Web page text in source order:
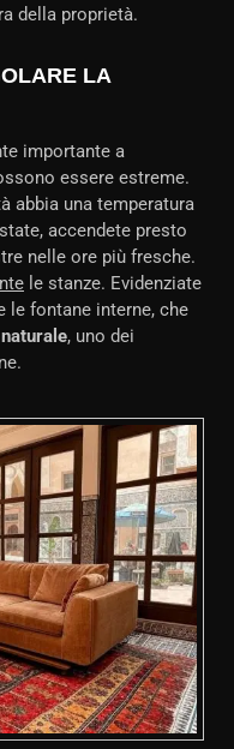
della proprietà.
LA
importante a
essere estreme.
abbia una temperatura
accendete presto
nelle ore più fresche.
le stanze. Evidenziate
le fontane interne, che
, uno dei